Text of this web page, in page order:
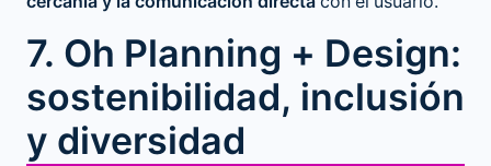
7. Oh Planning + Design:
sostenibilidad, inclusión
y diversidad